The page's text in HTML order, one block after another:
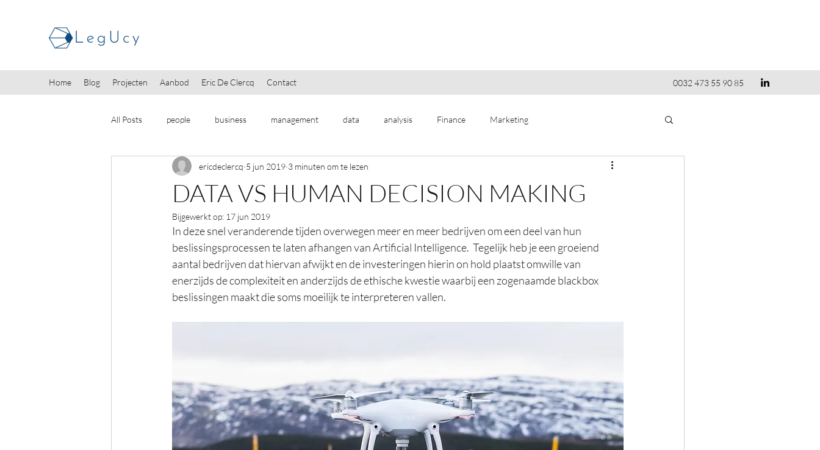
Home Blog Projecten Aanbod Eric De Clercq Contact 0032 473 55 90 85
All Posts people business management data analysis Finance Marketing
DATA VS HUMAN DECISION MAKING
ericdeclercq 5 jun 2019 3 minuten om te lezen
Bijgewerkt op: 17 jun 2019
In deze snel veranderende tijden overwegen meer en meer bedrijven om een deel van hun
beslissingsprocessen te laten afhangen van Artificial Intelligence.  Tegelijk heb je een groeiend
aantal bedrijven dat hiervan afwijkt en de investeringen hierin on hold plaatst omwille van
enerzijds de complexiteit en anderzijds de ethische kwestie waarbij een zogenaamde blackbox
beslissingen maakt die soms moeilijk te interpreteren vallen.